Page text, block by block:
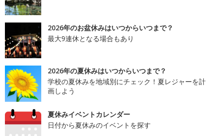
2026年のお盆休みはいつからいつまで？
最大9連休となる場合もあり
2026年の夏休みはいつからいつまで？
学校の夏休みを地域別にチェック！夏レジャーを計
画しよう
夏休みイベントカレンダー
日付から夏休みのイベントを探す